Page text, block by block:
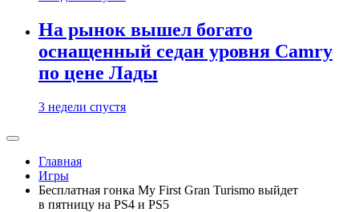
На рынок вышел богато
оснащенный седан уровня Camry
по цене Лады
3 недели спустя
Главная
Игры
Бесплатная гонка My First Gran Turismo выйдет
в пятницу на PS4 и PS5